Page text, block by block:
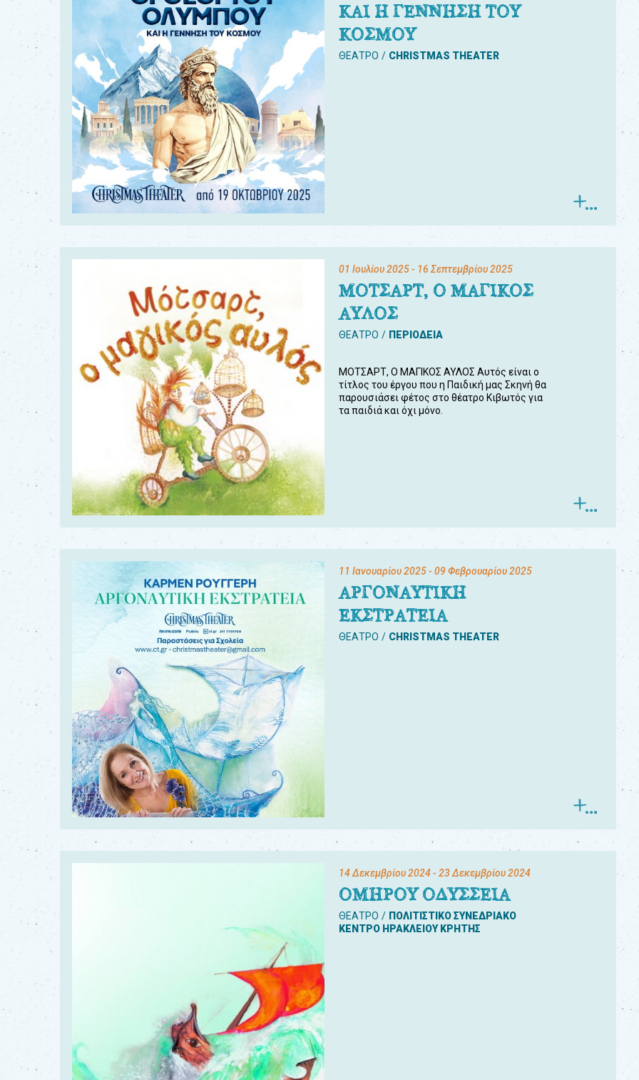
ΚΑΙ Η ΓΕΝΝΗΣΗ ΤΟΥ
ΚΟΣΜΟΥ
ΘΕΑΤΡΟ CHRISTMAS THEATER
01 Ιουλίου 2025- 16 Σεπτεμβρίου 2025
ΜΟΤΣΑΡΤ, Ο ΜΑΓΙΚΟΣ
ΑΥΛΟΣ
ΘΕΑΤΡΟ ΠΕΡΙΟΔΕΙΑ
ΜΟΤΣΑΡΤ, Ο ΜΑΓΙΚΟΣ ΑΥΛΟΣ Αυτός είναι ο
τίτλος του έργου που η Παιδική μας Σκηνή θα
παρουσιάσει φέτος στο θέατρο Κιβωτός για
τα παιδιά και όχι μόνο.
11 Ιανουαρίου 2025- 09 Φεβρουαρίου 2025
ΑΡΓΟΝΑΥΤΙΚΗ
ΕΚΣΤΡΑΤΕΙΑ
ΘΕΑΤΡΟ CHRISTMAS THEATER
14 Δεκεμβρίου 2024- 23 Δεκεμβρίου 2024
ΟΜΗΡΟΥ ΟΔΥΣΣΕΙΑ
ΘΕΑΤΡΟ
ΠΟΛΙΤΙΣΤΙΚΟ ΣΥΝΕΔΡΙΑΚΟ
ΚΕΝΤΡΟ ΗΡΑΚΛΕΙΟΥ ΚΡΗΤΗΣ